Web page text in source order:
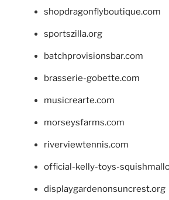
shopdragonflyboutique.com
sportszilla.org
batchprovisionsbar.com
brasserie-gobette.com
musicrearte.com
morseysfarms.com
riverviewtennis.com
official-kelly-toys-
displaygardenonsuncrest.org